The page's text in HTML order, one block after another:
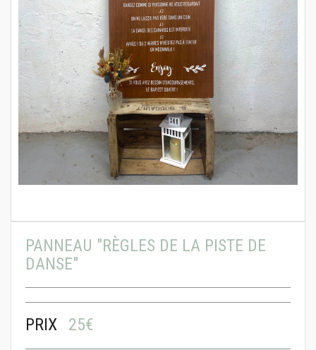
PANNEAU "RÈGLES DE LA PISTE DE
DANSE"
PRIX 25€